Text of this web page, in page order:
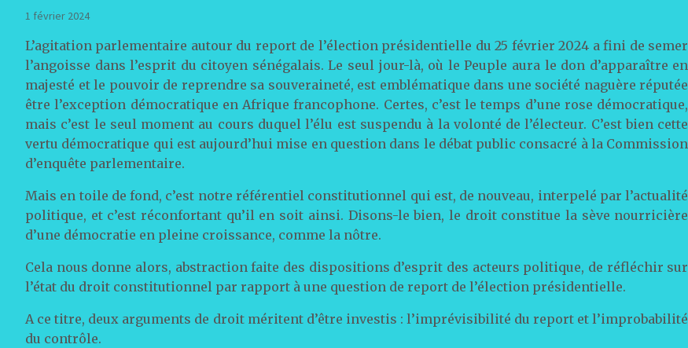
1 février 2024
L’agitation parlementaire autour du report de l’élection présidentielle du 25 février 2024 a fini de semer
l’angoisse dans l’esprit du citoyen sénégalais. Le seul jour-là, où le Peuple aura le don d’apparaître en
majesté et le pouvoir de reprendre sa souveraineté, est emblématique dans une société naguère réputée
être l’exception démocratique en Afrique francophone. Certes, c’est le temps d’une rose démocratique,
mais c’est le seul moment au cours duquel l’élu est suspendu à la volonté de l’électeur. C’est bien cette
vertu démocratique qui est aujourd’hui mise en question dans le débat public consacré à la Commission
d’enquête parlementaire.
Mais en toile de fond, c’est notre référentiel constitutionnel qui est, de nouveau, interpelé par l’actualité
politique, et c’est réconfortant qu’il en soit ainsi. Disons-le bien, le droit constitue la sève nourricière
d’une démocratie en pleine croissance, comme la nôtre.
Cela nous donne alors, abstraction faite des dispositions d’esprit des acteurs politique, de réfléchir sur
l’état du droit constitutionnel par rapport à une question de report de l’élection présidentielle.
A ce titre, deux arguments de droit méritent d’être investis : l’imprévisibilité du report et l’improbabilité
du contrôle.